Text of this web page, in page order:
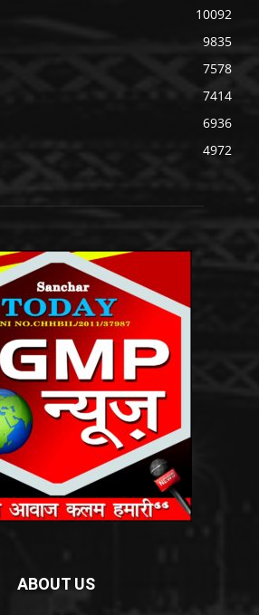
10092
9835
7578
7414
6936
4972
ABOUT US